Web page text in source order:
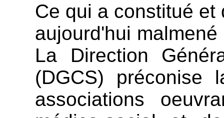
Ce qui a constitué
aujourd'hui
La Direction
(DGCS) préconise
associations